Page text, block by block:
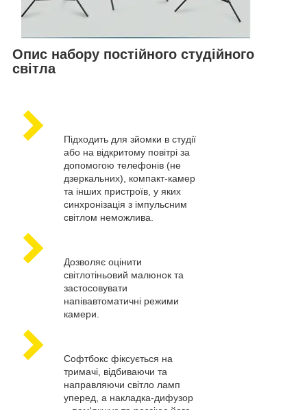
Опис набору постійного студійного
світла
Підходить для зйомки в студії
або на відкритому повітрі за
допомогою телефонів (не
дзеркальних), компакт-камер
та інших пристроїв, у яких
синхронізація з імпульсним
світлом неможлива.
Дозволяє оцінити
світлотіньовий малюнок та
застосовувати
напівавтоматичні режими
камери.
Софтбокс фіксується на
тримачі, відбиваючи та
направляючи світло ламп
уперед, а накладка-дифузор